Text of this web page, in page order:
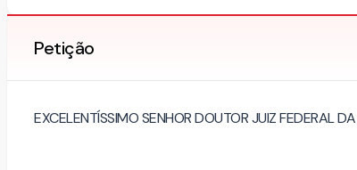
Petição
EXCELENTÍSSIMO SENHOR DOUTOR JUIZ FEDERAL DA